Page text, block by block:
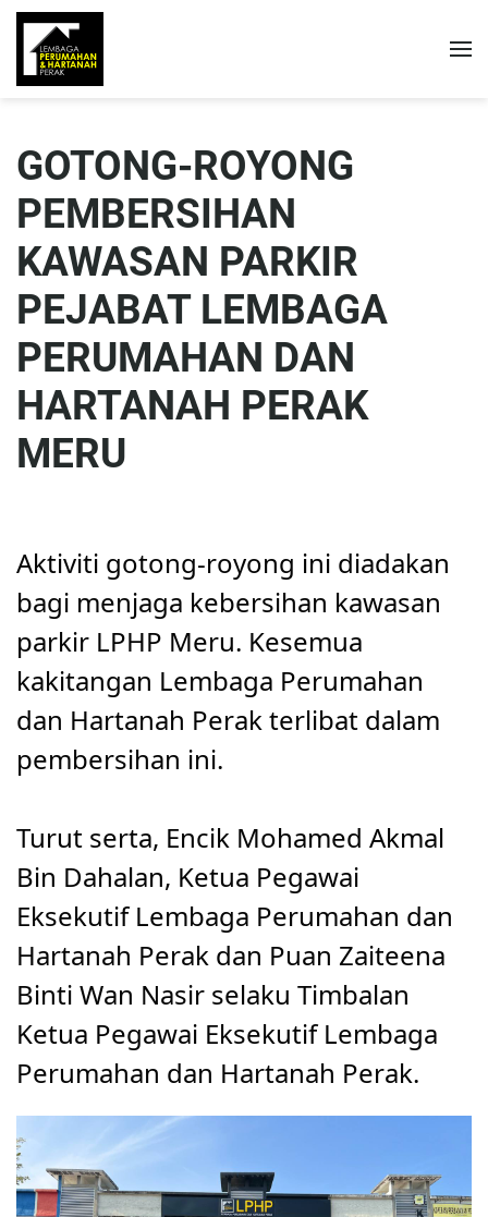
GOTONG-ROYONG
PEMBERSIHAN
KAWASAN PARKIR
PEJABAT LEMBAGA
PERUMAHAN DAN
HARTANAH PERAK
MERU
Aktiviti gotong-royong ini diadakan
bagi menjaga kebersihan kawasan
parkir LPHP Meru. Kesemua
kakitangan Lembaga Perumahan
dan Hartanah Perak terlibat dalam
pembersihan ini.
Turut serta, Encik Mohamed Akmal
Bin Dahalan, Ketua Pegawai
Eksekutif Lembaga Perumahan dan
Hartanah Perak dan Puan Zaiteena
Binti Wan Nasir selaku Timbalan
Ketua Pegawai Eksekutif Lembaga
Perumahan dan Hartanah Perak.